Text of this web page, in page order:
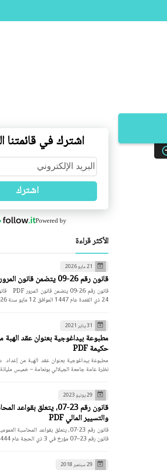
اشترك في قائمتنا
اشترك
Powered by
الأكثر قراءة
21 مايو 2026
قانون رقم 26-09 يتضمن قانون المرور PDF
24 ذي القعدة عام 1447 الموافق 12 مايو سنة 2026، يتضمن …
31 يناير 2021
مطبوعة بيداغوجية بعنوان عقد
حكيمة PDF
نظرة عامة جامعة الجيلالي بونعامة – خميس
29 يونيو 2023
قانون رقم 23-07، يتعلق
والتسيير المالي PDF
قانون رقم 23–07 مؤرخ في 3 ذي الحجة عام 1444 الموا…
29 سبتمبر 2018